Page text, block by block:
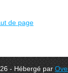
de page
- Hébergé par